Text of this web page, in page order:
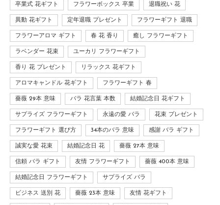
卒業式 花ギフト フラワーボックス 卒業 退職祝い 花
異動 花ギフト 定年退職 プレゼント フラワーギフト 退職
フラワーアロマ ギフト 春 花 香り 癒し フラワーギフト
ラベンダー 花束 ユーカリ フラワーギフト
香り 花 プレゼント リラックス 花ギフト
アロマキャンドル 花ギフト フラワーギフト 春
薔薇 29本 意味 バラ 花言葉 本数 結婚記念日 花ギフト
サプライズ フラワーギフト 永遠の愛 バラ 花束 プレゼント
フラワーギフト 選び方 34本のバラ 意味 感謝 バラ ギフト
誠実な愛 花束 結婚記念日 花 薔薇 27本 意味
信頼 バラ ギフト 友情 フラワーギフト 薔薇 400本 意味
結婚記念日 フラワーギフト サプライズ バラ
ビジネス 送別 花 薔薇 23本 意味 友情 花ギフト